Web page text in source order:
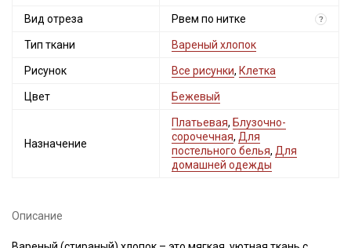
Вид отреза Рвем по нитке ?
Тип ткани Вареный хлопок
Рисунок Все рисунки, Клетка
Цвет Бежевый
Назначение
Платьевая, Блузочно-
сорочечная, Для
постельного белья, Для
домашней одежды
Описание